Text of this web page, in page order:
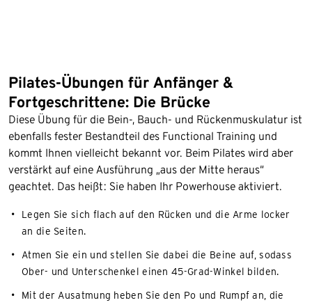
Pilates-Übungen für Anfänger &
Fortgeschrittene: Die Brücke
Diese Übung für die Bein-, Bauch- und Rückenmuskulatur ist
ebenfalls fester Bestandteil des Functional Training und
kommt Ihnen vielleicht bekannt vor. Beim Pilates wird aber
verstärkt auf eine Ausführung „aus der Mitte heraus“
geachtet. Das heißt: Sie haben Ihr Powerhouse aktiviert.
Legen Sie sich flach auf den Rücken und die Arme locker
an die Seiten.
Atmen Sie ein und stellen Sie dabei die Beine auf, sodass
Ober- und Unterschenkel einen 45-Grad-Winkel bilden.
Mit der Ausatmung heben Sie den Po und Rumpf an, die